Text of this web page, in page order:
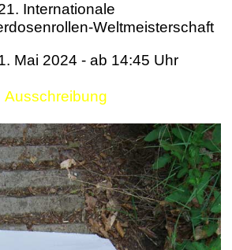
Internationale
Weltmeisterschaft
Mai 2024 - ab 14:45 Uhr
Ausschreibung